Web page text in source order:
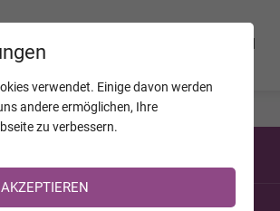
verwendet. Einige davon werden
andere ermöglichen, Ihre
zu verbessern.
UNTERNEHMEN